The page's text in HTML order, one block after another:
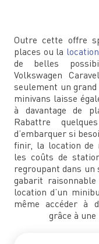
Outre cette offre
places ou la
de belles
Volkswagen
seulement un
minivans laisse
à davantage de
Rabattre
d’embarquer si
finir, la location de
les coûts de
regroupant dans un
gabarit
location d’un
même accéder à
grâce à